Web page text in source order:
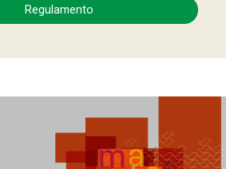
Regulamento